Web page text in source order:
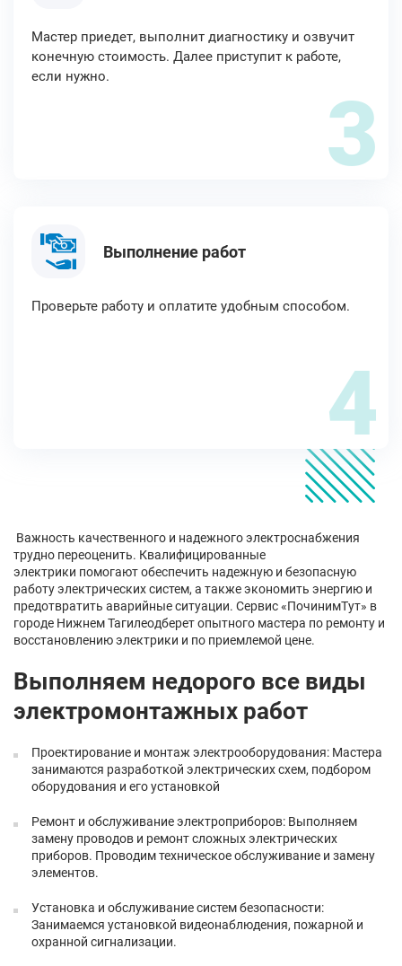
Мастер приедет, выполнит диагностику и озвучит
конечную стоимость. Далее приступит к работе,
если нужно.
3
Выполнение работ
Проверьте работу и оплатите удобным способом.
4
Важность качественного и надежного электроснабжения
трудно переоценить. Квалифицированные
электрики помогают обеспечить надежную и безопасную
работу электрических систем, а также экономить энергию и
предотвратить аварийные ситуации. Сервис «ПочинимТут» в
городе Нижнем Тагилеодберет опытного мастера по ремонту и
восстановлению электрики и по приемлемой цене.
Выполняем недорого все виды
электромонтажных работ
Проектирование и монтаж электрооборудования: Мастера
занимаются разработкой электрических схем, подбором
оборудования и его установкой
Ремонт и обслуживание электроприборов: Выполняем
замену проводов и ремонт сложных электрических
приборов. Проводим техническое обслуживание и замену
элементов.
Установка и обслуживание систем безопасности:
Занимаемся установкой видеонаблюдения, пожарной и
охранной сигнализации.